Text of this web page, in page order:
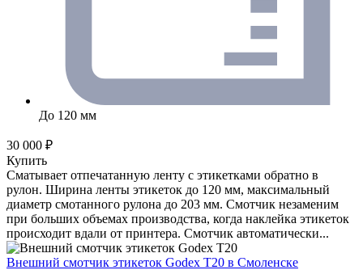
До 120 мм
30 000 ₽
Купить
Сматывает отпечатанную ленту с этикетками обратно в
рулон. Ширина ленты этикеток до 120 мм, максимальный
диаметр смотанного рулона до 203 мм. Смотчик незаменим
при больших объемах производства, когда наклейка этикеток
происходит вдали от принтера. Смотчик автоматически...
Внешний смотчик этикеток Godex T20 в Смоленске